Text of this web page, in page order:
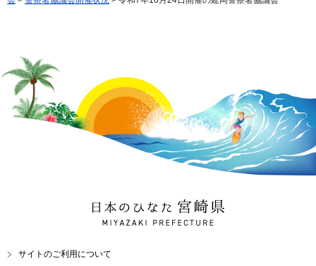
日本のひなた 宮崎県
MIYAZAKI PREFECTURE
サイトのご利用について